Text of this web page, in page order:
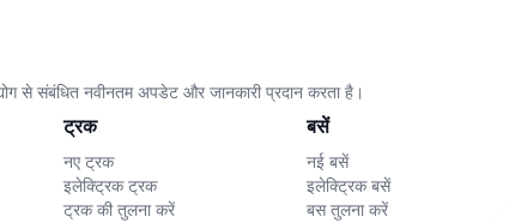
से संबंधित नवीनतम अपडेट और जानकारी प्रदान करता है।
ट्रक
नए ट्रक
इलेक्ट्रिक ट्रक
ट्रक की तुलना करें
बसें
नई बसें
इलेक्ट्रिक बसें
बस तुलना करें